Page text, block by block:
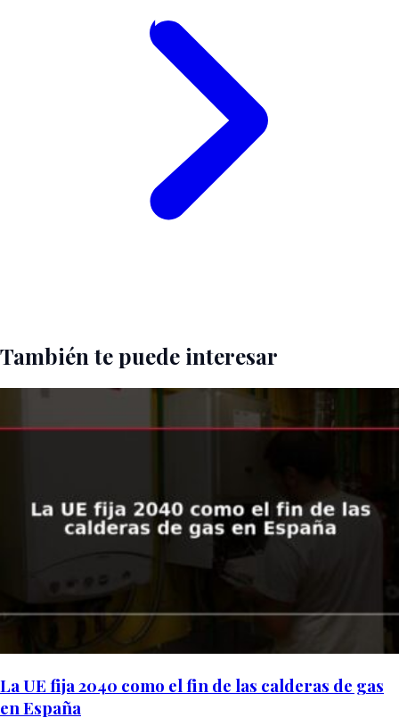
También te puede interesar
La UE fija 2040 como el fin de las calderas de gas
en España